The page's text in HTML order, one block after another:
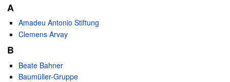
A
Amadeu Antonio Stiftung
Clemens Arvay
B
Beate Bahner
Baumüller-Gruppe